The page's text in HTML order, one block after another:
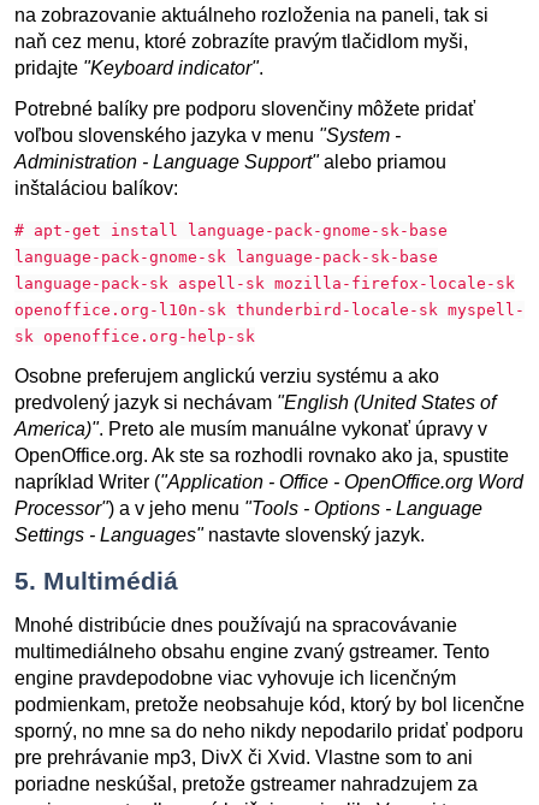
na zobrazovanie aktuálneho rozloženia na paneli, tak si
naň cez menu, ktoré zobrazíte pravým tlačidlom myši,
pridajte "Keyboard indicator".
Potrebné balíky pre podporu slovenčiny môžete pridať
voľbou slovenského jazyka v menu "System -
Administration - Language Support"alebo priamou
inštaláciou balíkov:
# apt-get install language-pack-gnome-sk-base
language-pack-gnome-sk language-pack-sk-base
language-pack-sk aspell-sk mozilla-firefox-locale-sk
openoffice.org-l10n-sk thunderbird-locale-sk myspell-
sk openoffice.org-help-sk
Osobne preferujem anglickú verziu systému a ako
predvolený jazyk si nechávam "English (United States of
America)". Preto ale musím manuálne vykonať úpravy v
OpenOffice.org. Ak ste sa rozhodli rovnako ako ja, spustite
napríklad Writer ("Application - Office - OpenOffice.org Word
Processor") a v jeho menu "Tools - Options - Language
Settings - Languages"nastavte slovenský jazyk.
5. Multimédiá
Mnohé distribúcie dnes používajú na spracovávanie
multimediálneho obsahu engine zvaný gstreamer. Tento
engine pravdepodobne viac vyhovuje ich licenčným
podmienkam, pretože neobsahuje kód, ktorý by bol licenčne
sporný, no mne sa do neho nikdy nepodarilo pridať podporu
pre prehrávanie mp3, DivX či Xvid. Vlastne som to ani
poriadne neskúšal, pretože gstreamer nahradzujem za